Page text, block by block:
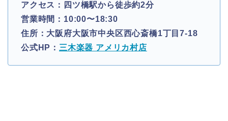
アクセス：四ツ橋駅から徒歩約2分
営業時間：10:00〜18:30
住所：大阪府大阪市中央区西心斎橋1丁目7-18
公式HP： 三木楽器 アメリカ村店